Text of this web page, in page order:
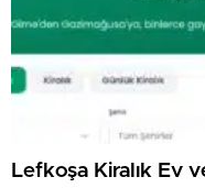
Lefkoşa Kiralık Ev